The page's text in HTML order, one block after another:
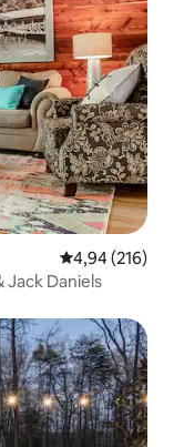
Gemiddelde
4,94 (216)
Jack Daniels